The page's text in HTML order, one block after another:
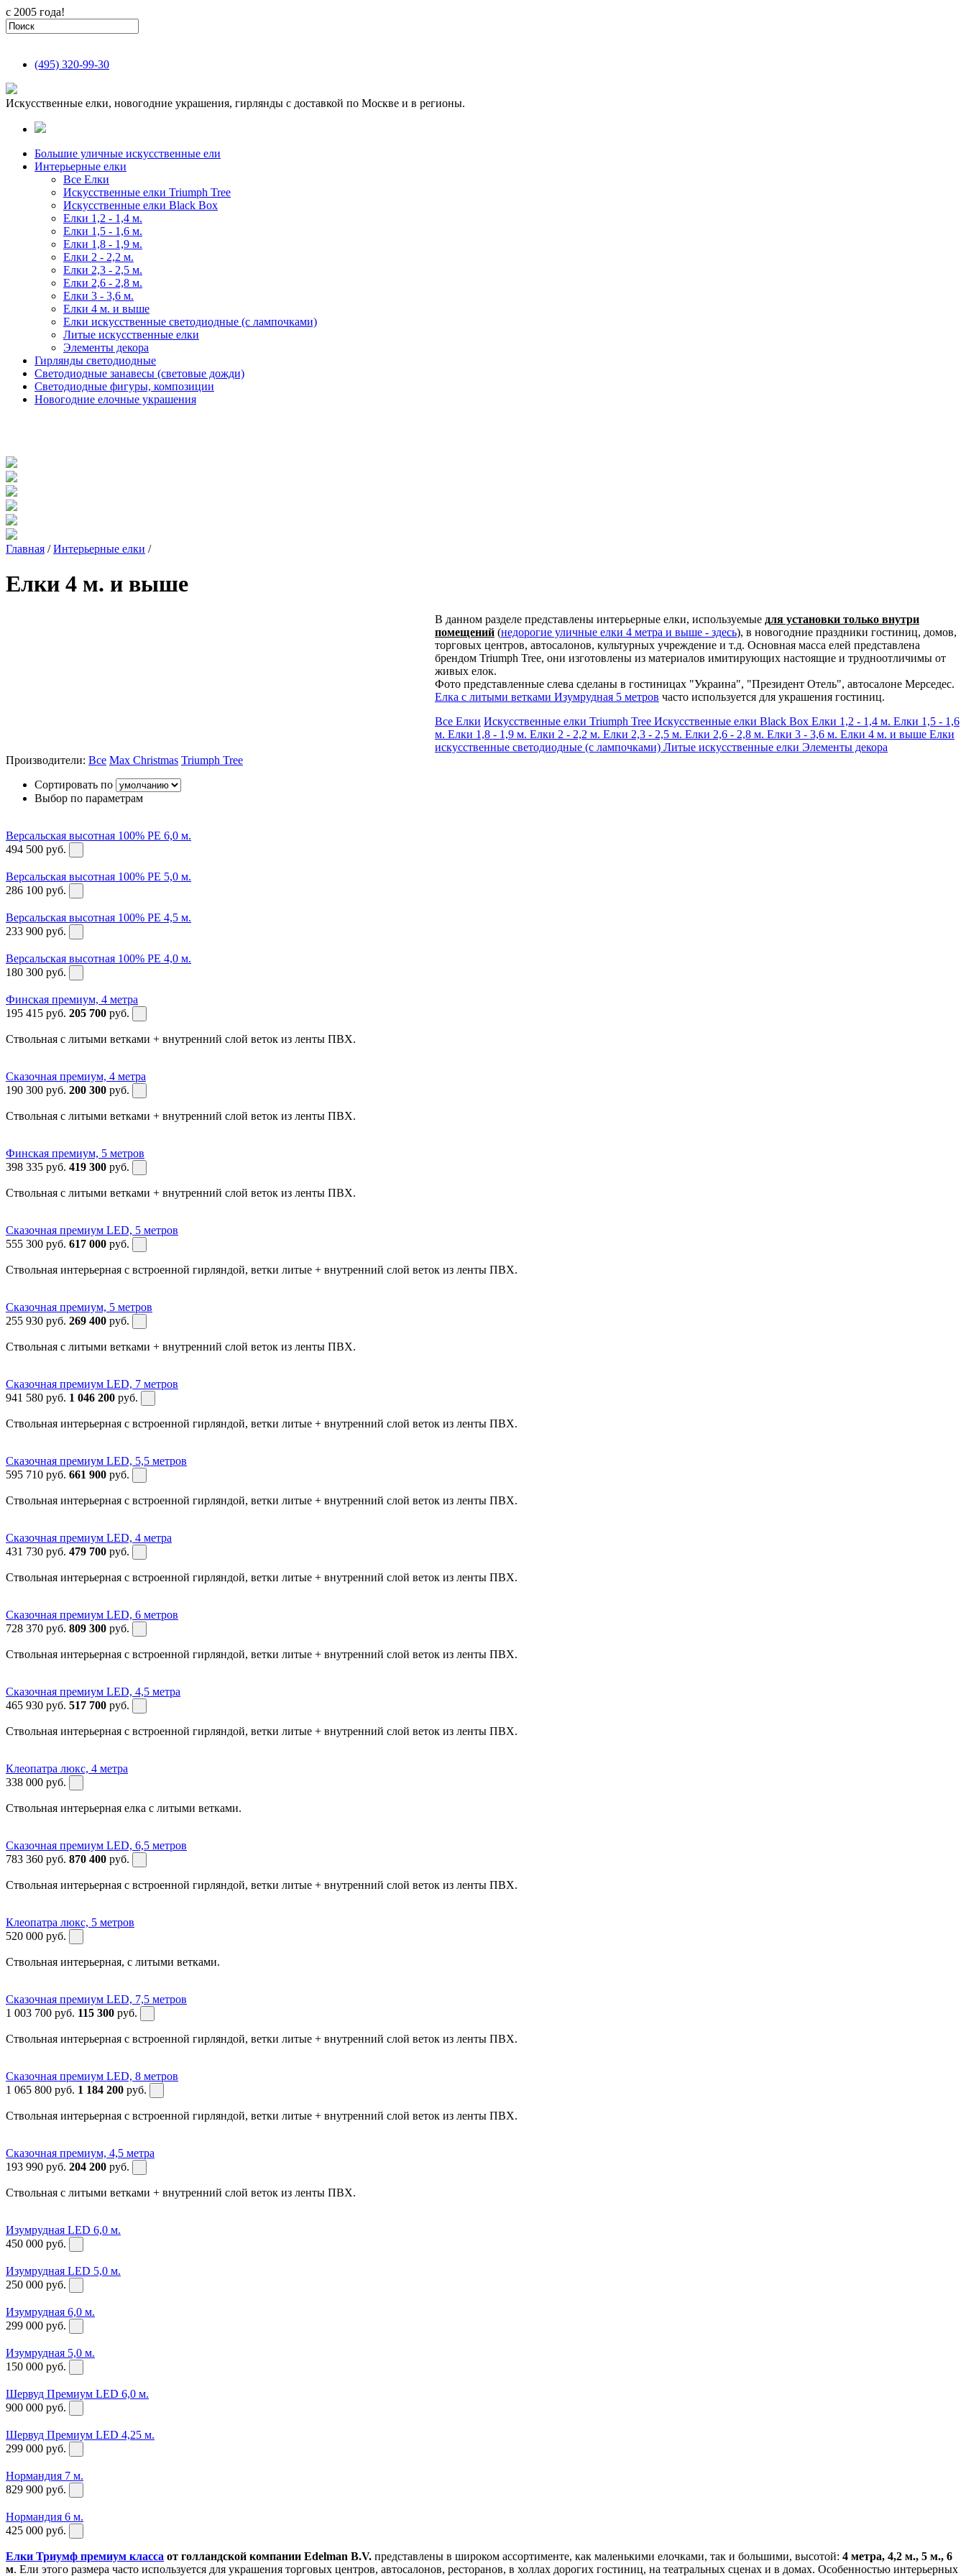
с 2005 года!
(495) 320-99-30
Искусственные елки, новогодние украшения, гирлянды с доставкой по Москве и в регионы.
Большие уличные искусственные ели
Интерьерные елки
Все Елки
Искусственные елки Triumph Tree
Искусственные елки Black Box
Елки 1,2 - 1,4 м.
Елки 1,5 - 1,6 м.
Елки 1,8 - 1,9 м.
Елки 2 - 2,2 м.
Елки 2,3 - 2,5 м.
Елки 2,6 - 2,8 м.
Елки 3 - 3,6 м.
Елки 4 м. и выше
Елки искусственные светодиодные (с лампочками)
Литые искусственные елки
Элементы декора
Гирлянды светодиодные
Светодиодные занавесы (световые дожди)
Светодиодные фигуры, композиции
Новогодние елочные украшения
Главная / Интерьерные елки /
Елки 4 м. и выше
В данном разделе представлены интерьерные елки, используемые для установки только внутри
помещений (недорогие уличные елки 4 метра и выше - здесь), в новогодние праздники гостиниц, домов,
торговых центров, автосалонов, культурных учреждение и т.д. Основная масса елей представлена
брендом Triumph Tree, они изготовлены из материалов имитирующих настоящие и трудноотличимы от
живых елок.
Фото представленные слева сделаны в гостиницах "Украина", "Президент Отель", автосалоне Мерседес.
Елка с литыми ветками Изумрудная 5 метров часто используется для украшения гостиниц.
Все Елки Искусственные елки Triumph Tree Искусственные елки Black Box Елки 1,2 - 1,4 м. Елки 1,5 - 1,6
м. Елки 1,8 - 1,9 м. Елки 2 - 2,2 м. Елки 2,3 - 2,5 м. Елки 2,6 - 2,8 м. Елки 3 - 3,6 м. Елки 4 м. и выше Елки
искусственные светодиодные (с лампочками) Литые искусственные елки Элементы декора
Производители: Все Max Christmas Triumph Tree
Сортировать по
Выбор по параметрам
Версальская высотная 100% PE 6,0 м.
494 500 руб.
Версальская высотная 100% PE 5,0 м.
286 100 руб.
Версальская высотная 100% PE 4,5 м.
233 900 руб.
Версальская высотная 100% PE 4,0 м.
180 300 руб.
Финская премиум, 4 метра
195 415 руб. 205 700 руб.
Ствольная с литыми ветками + внутренний слой веток из ленты ПВХ.
Сказочная премиум, 4 метра
190 300 руб. 200 300 руб.
Ствольная с литыми ветками + внутренний слой веток из ленты ПВХ.
Финская премиум, 5 метров
398 335 руб. 419 300 руб.
Ствольная с литыми ветками + внутренний слой веток из ленты ПВХ.
Сказочная премиум LED, 5 метров
555 300 руб. 617 000 руб.
Ствольная интерьерная с встроенной гирляндой, ветки литые + внутренний слой веток из ленты ПВХ.
Сказочная премиум, 5 метров
255 930 руб. 269 400 руб.
Ствольная с литыми ветками + внутренний слой веток из ленты ПВХ.
Сказочная премиум LED, 7 метров
941 580 руб. 1 046 200 руб.
Ствольная интерьерная с встроенной гирляндой, ветки литые + внутренний слой веток из ленты ПВХ.
Сказочная премиум LED, 5,5 метров
595 710 руб. 661 900 руб.
Ствольная интерьерная с встроенной гирляндой, ветки литые + внутренний слой веток из ленты ПВХ.
Сказочная премиум LED, 4 метра
431 730 руб. 479 700 руб.
Ствольная интерьерная с встроенной гирляндой, ветки литые + внутренний слой веток из ленты ПВХ.
Сказочная премиум LED, 6 метров
728 370 руб. 809 300 руб.
Ствольная интерьерная с встроенной гирляндой, ветки литые + внутренний слой веток из ленты ПВХ.
Сказочная премиум LED, 4,5 метра
465 930 руб. 517 700 руб.
Ствольная интерьерная с встроенной гирляндой, ветки литые + внутренний слой веток из ленты ПВХ.
Клеопатра люкс, 4 метра
338 000 руб.
Ствольная интерьерная елка с литыми ветками.
Сказочная премиум LED, 6,5 метров
783 360 руб. 870 400 руб.
Ствольная интерьерная с встроенной гирляндой, ветки литые + внутренний слой веток из ленты ПВХ.
Клеопатра люкс, 5 метров
520 000 руб.
Ствольная интерьерная, с литыми ветками.
Сказочная премиум LED, 7,5 метров
1 003 700 руб. 115 300 руб.
Ствольная интерьерная с встроенной гирляндой, ветки литые + внутренний слой веток из ленты ПВХ.
Сказочная премиум LED, 8 метров
1 065 800 руб. 1 184 200 руб.
Ствольная интерьерная с встроенной гирляндой, ветки литые + внутренний слой веток из ленты ПВХ.
Сказочная премиум, 4,5 метра
193 990 руб. 204 200 руб.
Ствольная с литыми ветками + внутренний слой веток из ленты ПВХ.
Изумрудная LED 6,0 м.
450 000 руб.
Изумрудная LED 5,0 м.
250 000 руб.
Изумрудная 6,0 м.
299 000 руб.
Изумрудная 5,0 м.
150 000 руб.
Шервуд Премиум LED 6,0 м.
900 000 руб.
Шервуд Премиум LED 4,25 м.
299 000 руб.
Нормандия 7 м.
829 900 руб.
Нормандия 6 м.
425 000 руб.
Елки Триумф премиум класса от голландской компании Edelman B.V. представлены в широком ассортименте, как маленькими елочками, так и большими, высотой: 4 метра, 4,2 м., 5 м., 6
м. Ели этого размера часто используется для украшения торговых центров, автосалонов, ресторанов, в холлах дорогих гостиниц, на театральных сценах и в домах. Особенностью интерьерных